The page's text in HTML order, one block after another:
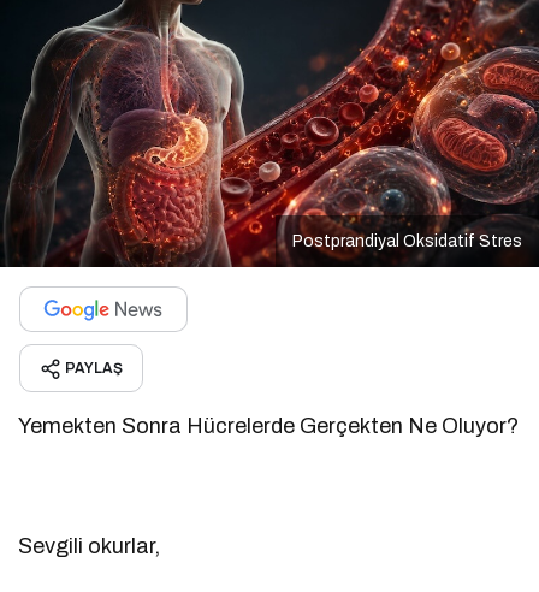
Postprandiyal Oksidatif Stres
PAYLAŞ
Yemekten Sonra Hücrelerde Gerçekten Ne Oluyor?
Sevgili okurlar,